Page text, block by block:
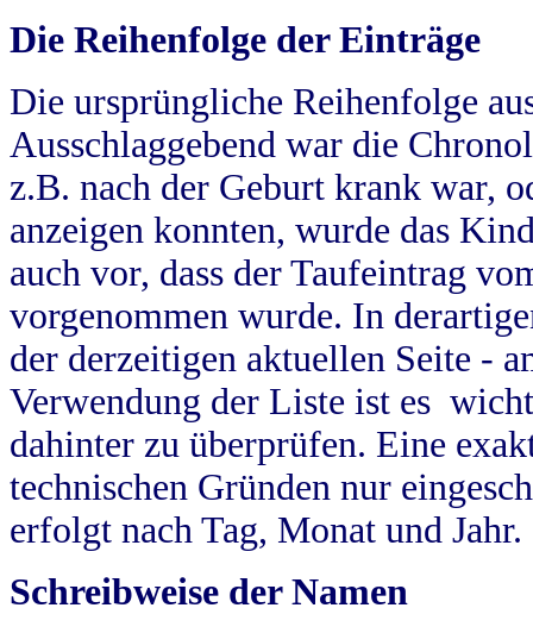
Die Reihenfolge der Einträge
Die ursprüngliche Reihenfolge
Ausschlaggebend war die
z.B. nach der Geburt krank war,
anzeigen konnten, wurde das
auch vor, dass der Taufeintrag
vorgenommen wurde. In
der derzeitigen aktuellen Seite -
Verwendung der Liste ist es
dahinter zu überprüfen. Eine
technischen Gründen nur
erfolgt nach Tag, Monat und Jahr.
Schreibweise der Namen